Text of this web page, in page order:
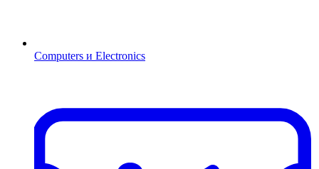
Computers и Electronics